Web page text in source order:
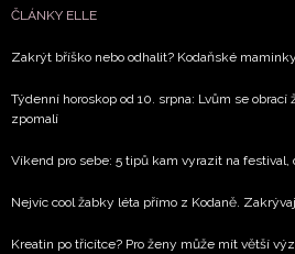
soukromí BurdaMedia Extra
ČLÁNKY ELLE
Zakrýt bříško nebo odhalit? Kodaňské
Týdenní horoskop od 10. srpna: Lvům se obrací
zpomalí
Víkend pro sebe: 5 tipů kam vyrazit na festival,
Nejvíc cool žabky léta přímo z Kodaně.
Kreatin po třicítce? Pro ženy může mít větší